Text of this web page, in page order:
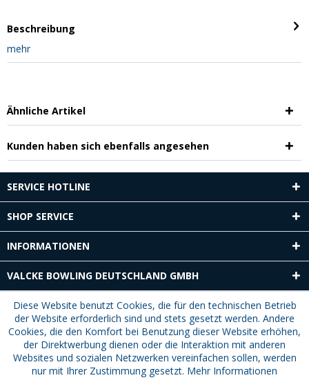
Beschreibung
mehr
Ähnliche Artikel
Kunden haben sich ebenfalls angesehen
SERVICE HOTLINE
SHOP SERVICE
INFORMATIONEN
VALCKE BOWLING DEUTSCHLAND GMBH
Diese Website benutzt Cookies, die für den technischen Betrieb
der Website erforderlich sind und stets gesetzt werden. Andere
Cookies, die den Komfort bei Benutzung dieser Website erhöhen,
der Direktwerbung dienen oder die Interaktion mit anderen
Websites und sozialen Netzwerken vereinfachen sollen, werden
nur mit Ihrer Zustimmung gesetzt. Mehr Informationen